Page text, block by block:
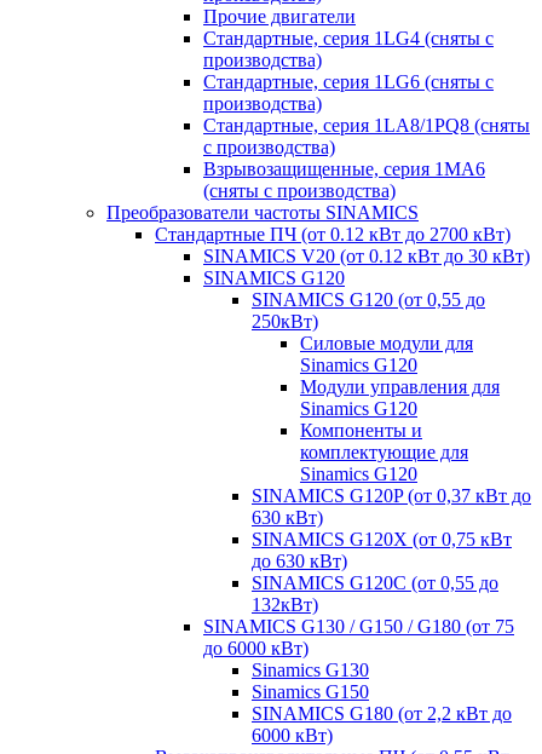
Прочие двигатели
Стандартные, серия 1LG4 (сняты с
производства)
Стандартные, серия 1LG6 (сняты с
производства)
Стандартные, серия 1LA8/1PQ8 (сняты
с производства)
Взрывозащищенные, серия 1MA6
(сняты с производства)
Преобразователи частоты SINAMICS
Стандартные ПЧ (от 0.12 кВт до 2700 кВт)
SINAMICS V20 (от 0.12 кВт до 30 кВт)
SINAMICS G120
SINAMICS G120 (от 0,55 до
250кВт)
Силовые модули для
Sinamics G120
Модули управления для
Sinamics G120
Компоненты и
комплектующие для
Sinamics G120
SINAMICS G120P (от 0,37 кВт до
630 кВт)
SINAMICS G120X (от 0,75 кВт
до 630 кВт)
SINAMICS G120C (от 0,55 до
132кВт)
SINAMICS G130 / G150 / G180 (от 75
до 6000 кВт)
Sinamics G130
Sinamics G150
SINAMICS G180 (от 2,2 кВт до
6000 кВт)